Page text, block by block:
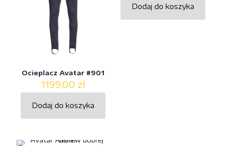
Ocieplacz Avatar #901
1199,00 zł
Dodaj do koszyka
Dodaj do koszyka